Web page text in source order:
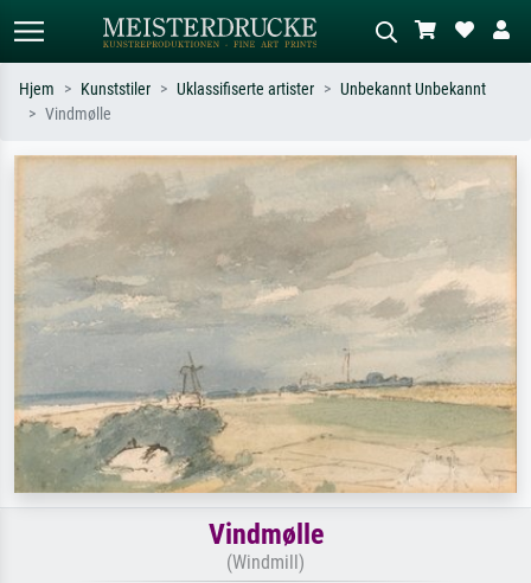
Søk etter kunstner, tittel eller stil – for
eksempel Monet, Stjernenatt,
impresjonisme, Hokusai-bølgen, akt.
Beskriv scenen – for eksempel grønn
eng, abstrakt med mye rødt, mørkt
oljemaleri, stående akt ved et tre.
Hjem Kunststiler Uklassifiserte artister
Unbekannt Unbekannt
Vindmølle
Vindmølle
(Windmill)